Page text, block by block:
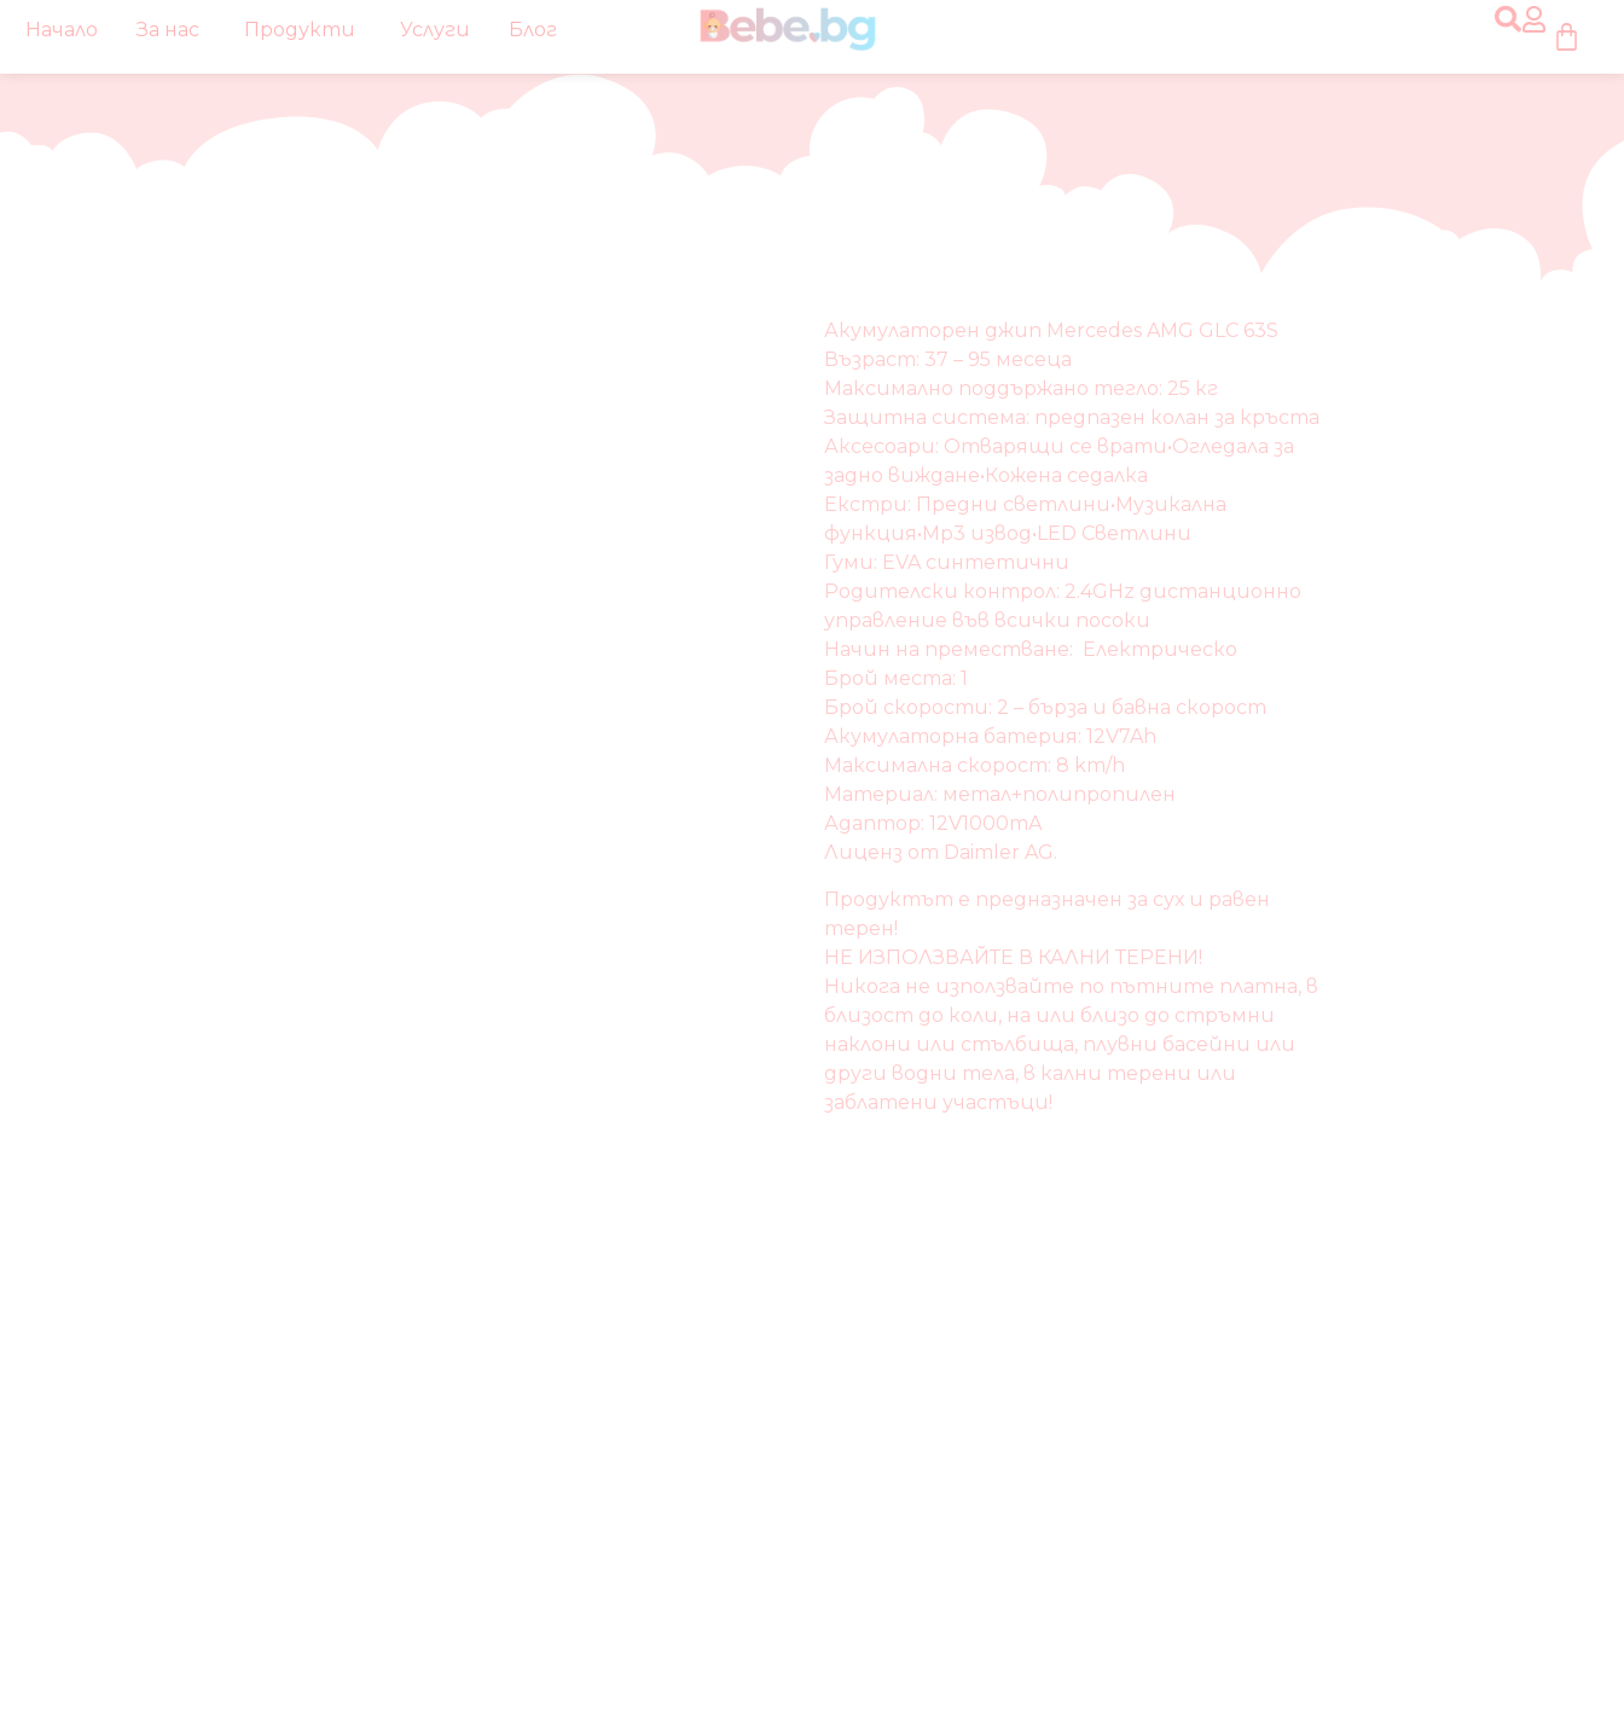
Начало За нас Продукти Услуги Блог
Акумулаторен джип Mercedes AMG GLC 63S
Възраст: 37 – 95 месеца
Максимално поддържано тегло: 25 кг
Защитна система: предпазен колан за кръста
Аксесоари: Отварящи се врати•Огледала за
задно виждане•Кожена седалка
Екстри: Предни светлини•Музикална
функция•Мp3 извод•LED Светлини
Гуми: EVA синтетични
Родителски контрол: 2.4GHz дистанционно
управление във всички посоки
Начин на преместване: Електрическо
Брой места: 1
Брой скорости: 2 – бърза и бавна скорост
Акумулаторна батерия: 12V7Ah
Максимална скорост: 8 km/h
Материал:​ метал+полипропилен
Адаптор: 12V1000mA
Лиценз от Daimler AG.
Продуктът е предназначен за сух и равен
терен!
НЕ ИЗПОЛЗВАЙТЕ В КАЛНИ ТЕРЕНИ!
Никога не използвайте по пътните платна, в
близост до коли, на или близо до стръмни
наклони или стълбища, плувни басейни или
други водни тела, в кални терени или
заблатени участъци!